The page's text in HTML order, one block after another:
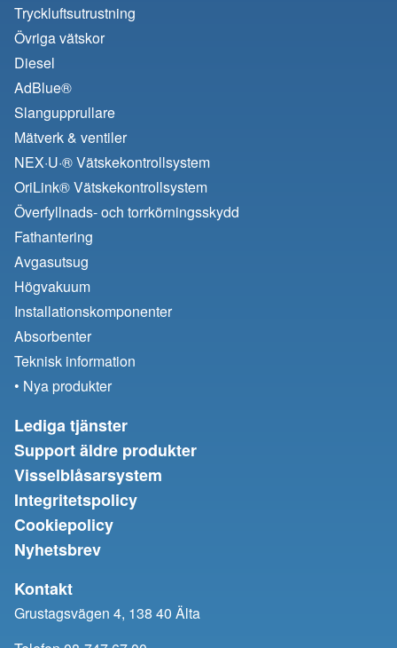
Tryckluftsutrustning
Övriga vätskor
Diesel
AdBlue®
Slangupprullare
Mätverk & ventiler
NEX·U·® Vätskekontrollsystem
OriLink® Vätskekontrollsystem
Överfyllnads- och torrkörningsskydd
Fathantering
Avgasutsug
Högvakuum
Installationskomponenter
Absorbenter
Teknisk information
• Nya produkter
Lediga tjänster
Support äldre produkter
Visselblåsarsystem
Integritetspolicy
Cookiepolicy
Nyhetsbrev
Kontakt
Grustagsvägen 4, 138 40 Älta